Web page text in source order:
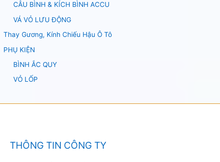
CÂU BÌNH & KÍCH BÌNH ACCU
VÁ VỎ LƯU ĐỘNG
Thay Gương, Kính Chiếu Hậu Ô Tô
PHỤ KIỆN
BÌNH ẮC QUY
VỎ LỐP
THÔNG TIN CÔNG TY